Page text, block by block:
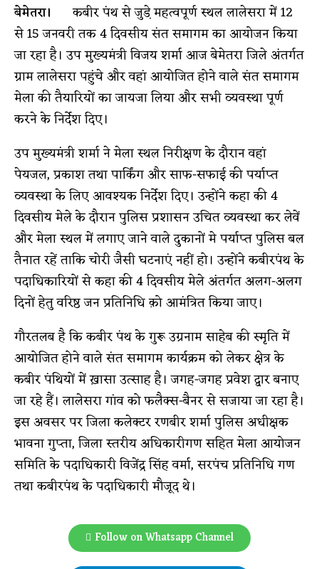
बेमेतरा।
कबीर पंथ से जुडे़ महत्वपूर्ण स्थल लालेसरा में 12
से 15 जनवरी तक 4 दिवसीय संत समागम का आयोजन किया
जा रहा है। उप मुख्यमंत्री विजय शर्मा आज बेमेतरा जिले अंतर्गत
ग्राम लालेसरा पहुंचे और वहां आयोजित होने वाले संत समागम
मेला की तैयारियों का जायजा लिया और सभी व्यवस्था पूर्ण
करने के निर्देश दिए।
उप मुख्यमंत्री शर्मा ने मेला स्थल निरीक्षण के दौरान वहां
पेयजल, प्रकाश तथा पार्किंग और साफ-सफाई की पर्याप्त
व्यवस्था के लिए आवश्यक निर्देश दिए। उन्होंने कहा की 4
दिवसीय मेले के दौरान पुलिस प्रशासन उचित व्यवस्था कर लेवें
और मेला स्थल में लगाए जाने वाले दुकानों मे पर्याप्त पुलिस बल
तैनात रहें ताकि चोरी जैसी घटनाएं नहीं हो। उन्होंने कबीरपंथ के
पदाधिकारियों से कहा की 4 दिवसीय मेले अंतर्गत अलग-अलग
दिनों हेतु वरिष्ठ जन प्रतिनिधि क़ो आमंत्रित किया जाए।
गौरतलब है कि कबीर पंथ के गुरू उग्रनाम साहेब की स्मृति में
आयोजित होने वाले संत समागम कार्यक्रम को लेकर क्षेत्र के
कबीर पंथियों में ख़ासा उत्साह है। जगह-जगह प्रवेश द्वार बनाए
जा रहे हैं। लालेसरा गांव को फलैक्स-बैनर से सजाया जा रहा है।
इस अवसर पर जिला कलेक्टर रणबीर शर्मा पुलिस अधीक्षक
भावना गुप्ता, जिला स्तरीय अधिकारीगण सहित मेला आयोजन
समिति के पदाधिकारी विजेंद्र सिंह वर्मा, सरपंच प्रतिनिधि गण
तथा कबीरपंथ के पदाधिकारी मौजूद थे।
Follow on Whatsapp Channel